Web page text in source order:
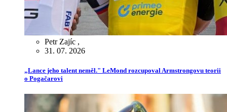
Petr Zajíc ,
31. 07. 2026
„Lance jeho talent neměl." LeMond rozcupoval Armstrongovu teorii
o Pogačarovi